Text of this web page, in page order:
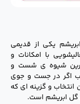
یکی از قدیمی
با امکانات و
شیوه ی شست و
اگر در جست و جوی
و گزینه ای که
گل ابریشم است.